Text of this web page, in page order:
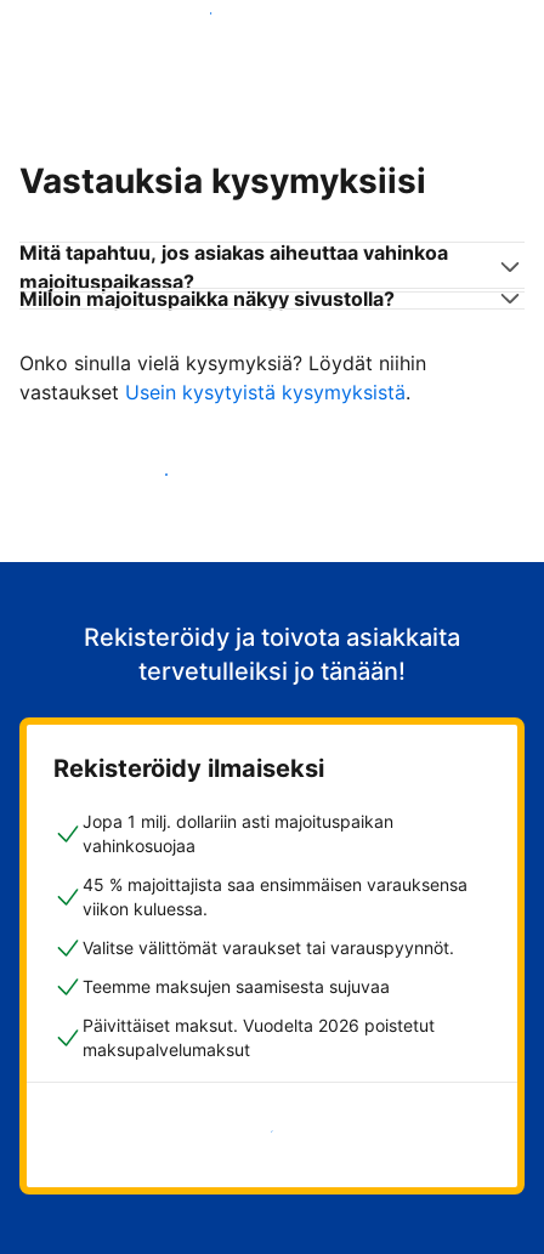
Liity kaltaistesi majoittajien joukkoon
Vastauksia kysymyksiisi
Mitä tapahtuu, jos asiakas aiheuttaa vahinkoa
majoituspaikassa?
Milloin majoituspaikka näkyy sivustolla?
Onko sinulla vielä kysymyksiä? Löydät niihin
vastaukset Usein kysytyistä kysymyksistä.
Ala vastaanottaa asiakkaita
Rekisteröidy ja toivota asiakkaita
tervetulleiksi jo tänään!
Rekisteröidy ilmaiseksi
Jopa 1 milj. dollariin asti majoituspaikan
vahinkosuojaa
45 % majoittajista saa ensimmäisen varauksensa
viikon kuluessa.
Valitse välittömät varaukset tai varauspyynnöt.
Teemme maksujen saamisesta sujuvaa
Päivittäiset maksut. Vuodelta 2026 poistetut
maksupalvelumaksut
Aloita nyt